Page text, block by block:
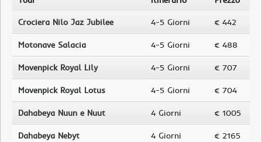
Crociera Nilo Jaz Jubilee 4-5 Giorni € 442
Motonave Salacia 4-5 Giorni € 488
Movenpick Royal Lily 4-5 Giorni € 707
Movenpick Royal Lotus 4-5 Giorni € 704
Dahabeya Nuun e Nuut 4 Giorni € 1005
Dahabeya Nebyt 4 Giorni € 2165